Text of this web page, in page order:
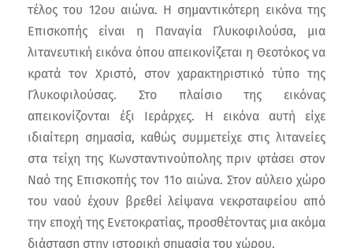
τέλος του 12ου αιώνα. Η σημαντικότερη εικόνα της
Επισκοπής είναι η Παναγία Γλυκοφιλούσα, μια
λιτανευτική εικόνα όπου απεικονίζεται η Θεοτόκος να
κρατά τον Χριστό, στον χαρακτηριστικό τύπο της
Γλυκοφιλούσας. Στο πλαίσιο της εικόνας
απεικονίζονται έξι Ιεράρχες. Η εικόνα αυτή είχε
ιδιαίτερη σημασία, καθώς συμμετείχε στις λιτανείες
στα τείχη της Κωνσταντινούπολης πριν φτάσει στον
Ναό της Επισκοπής τον 11ο αιώνα. Στον αύλειο χώρο
του ναού έχουν βρεθεί λείψανα νεκροταφείου από
την εποχή της Ενετοκρατίας, προσθέτοντας μια ακόμα
διάσταση στην ιστορική σημασία του χώρου.